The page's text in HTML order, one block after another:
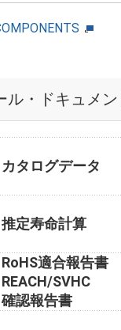
ル・ドキュメン
カタログデータ
推定寿命計算
RoHS適合報告書
REACH/SVHC
確認報告書